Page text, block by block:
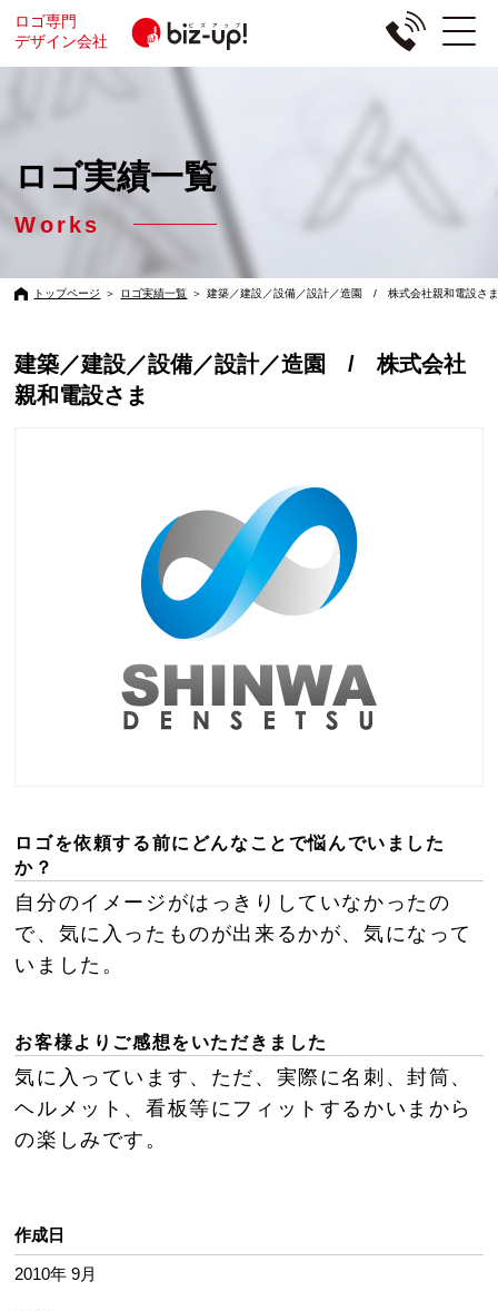
ロゴ専門
デザイン会社
ロゴ実績一覧
Works
トップページ ＞ ロゴ実績一覧 ＞ 建築／建設／設備／設計／造園 / 株式会社親和電設さ
建築／建設／設備／設計／造園 / 株式会社
親和電設さま
ロゴを依頼する前にどんなことで悩んでいました
か？
自分のイメージがはっきりしていなかったの
で、気に入ったものが出来るかが、気になって
いました。
お客様よりご感想をいただきました
気に入っています、ただ、実際に名刺、封筒、
ヘルメット、看板等にフィットするかいまから
の楽しみです。
作成日
2010年 9月